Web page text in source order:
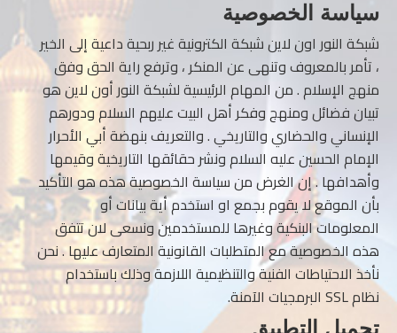
سياسة الخصوصية
شبكة النور اون لاين شبكة الكترونية غير ربحية داعية إلى الخير
، تأمر بالمعروف وتنهى عن المنكر ، وترفع راية الحق وفق
منهج الإسلام . من المهام الرئيسية لشبكة النور أون لاين هو
تبيان فضائل ومنهج وفكر أهل البيت عليهم السلام ودورهم
الإنساني والحضاري والتاريخي . والتعريف بنهضة أبي الأحرار
الإمام الحسين عليه السلام ونشر حقائقها التاريخية وقيمها
وأهدافها . إن الغرض من سياسة الخصوصية هذه هو التأكيد
بأن الموقع لا يقوم بجمع او استخدم أية بيانات أو
المعلومات البنكية وغيرها للمستخدمين ونسعى لان تتفق
هذه الخصوصية مع المتطلبات القانونية المتعارف عليها . نحن
نأخذ الاحتياطات الفنية والتنظيمية اللازمة وذلك باستخدام
نظام SSL البرمجيات الآمنة.